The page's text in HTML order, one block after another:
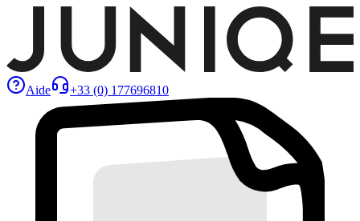
Aide +33 (0) 177696810